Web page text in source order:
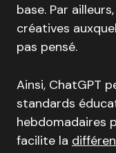
base. Par
créatives
pas pensé.
Ainsi, ChatGPT
standards
hebdomadaires
facilite la